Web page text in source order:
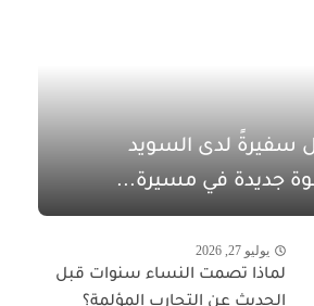
سفيرةً لدى السويد
جديدة في مسيرة...
يوليو 27, 2026
لماذا تصمت النساء سنوات قبل
الحديث عن التجارب المؤلمة؟